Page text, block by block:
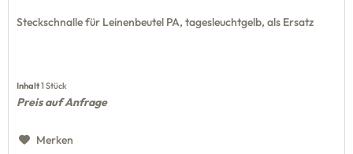
Steckschnalle für Leinenbeutel PA, tagesleuchtgelb, als Ersatz
Inhalt1 Stück
Preis auf Anfrage
Merken